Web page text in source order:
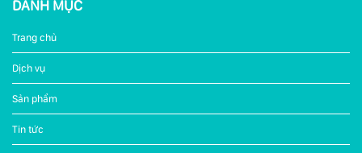
DANH MỤC
Trang chủ
Dịch vụ
Sản phẩm
Tin tức